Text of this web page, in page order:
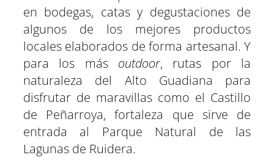
en bodegas, catas y degustaciones de
algunos de los mejores productos
locales elaborados de forma artesanal. Y
para los más outdoor, rutas por la
naturaleza del Alto Guadiana para
disfrutar de maravillas como el Castillo
de Peñarroya, fortaleza que sirve de
entrada al Parque Natural de las
Lagunas de Ruidera.